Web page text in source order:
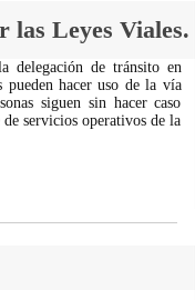
las Leyes Viales.
delegación de tránsito en
hacer uso de la vía
siguen sin hacer caso
servicios operativos de la